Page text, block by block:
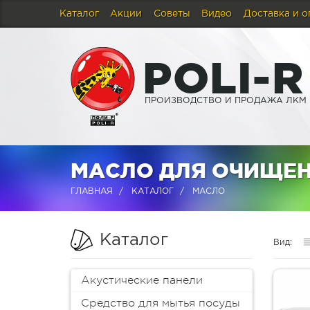
Каталог Акции Советы Видео Доставка и
POLI-R
ПРОИЗВОДСТВО И ПРОДАЖА ЛКМ
МАСЛО ДЛЯ
ГЛАВНАЯ КАТАЛОГ МАСЛО
Каталог
Акустические панели
Средство для мытья посуды
Вид: